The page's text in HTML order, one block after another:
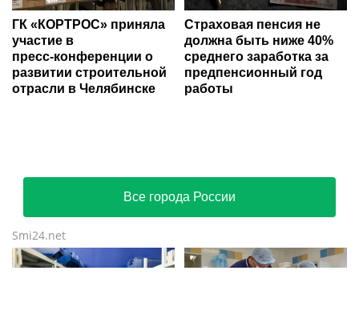
ГК «КОРТРОС» приняла
участие в
пресс‑конференции о
развитии строительной
отрасли в Челябинске
Страховая пенсия не
должна быть ниже 40%
среднего заработка за
предпенсионный год
работы
Все города России
Smi24.net